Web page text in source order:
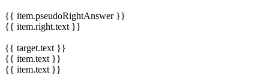
{{ item.pseudoRightAnswer }}
{{ item.right.text }}
{{ target.text }}
{{ item.text }}
{{ item.text }}